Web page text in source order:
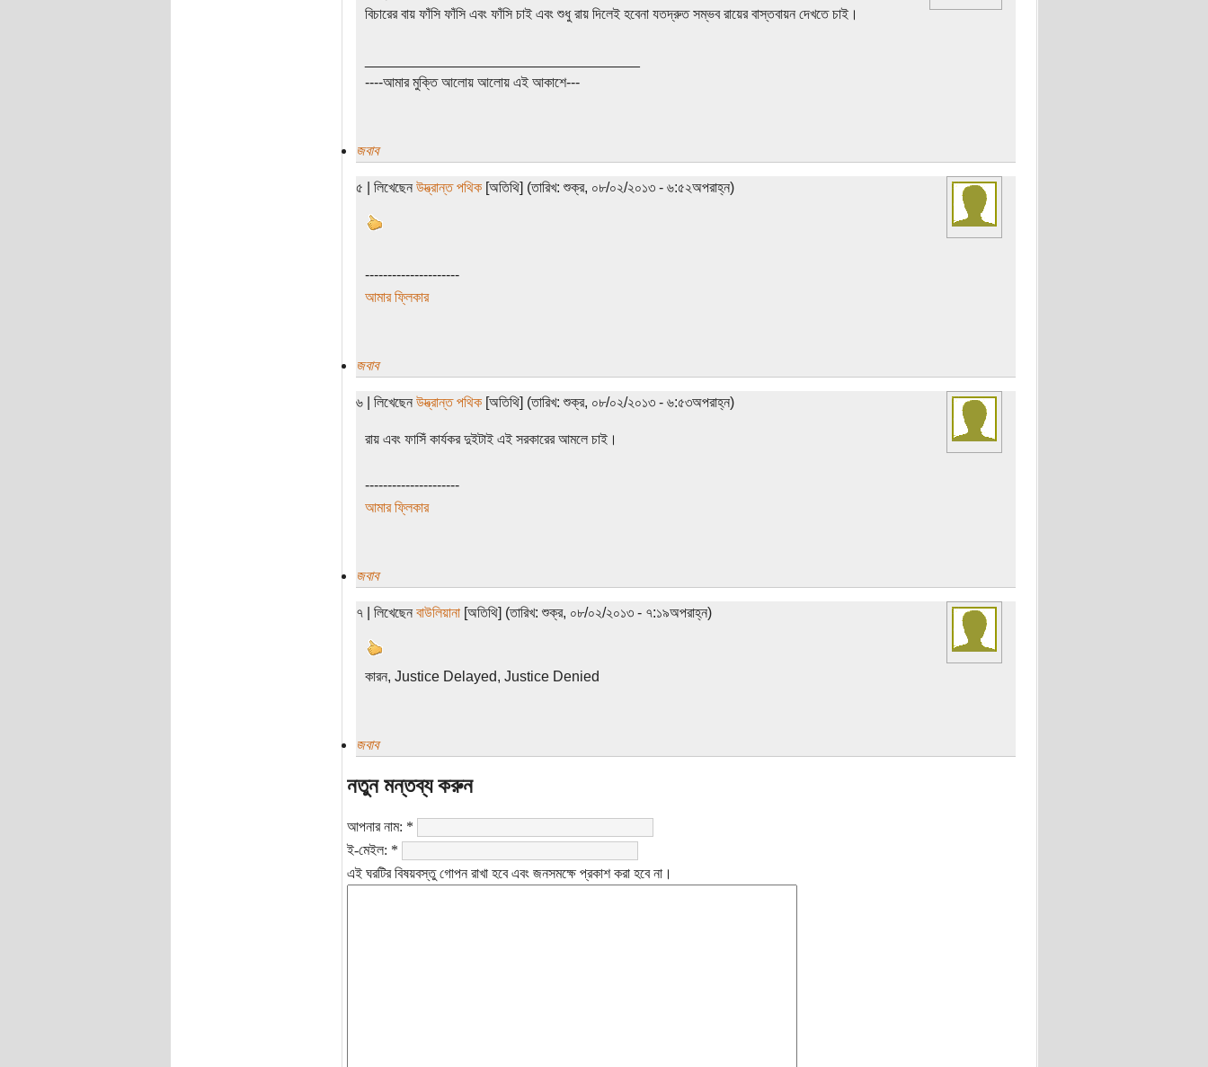
বিচারের বায় ফাঁসি ফাঁসি এবং ফাঁসি চাই এবং শুধু রায় দিলেই হবেনা যতদ্রুত সম্ভব রায়ের বাস্তবায়ন দেখতে চাই।
----আমার মুক্তি আলোয় আলোয় এই আকাশে---
জবাব
৫ | লিখেছেন উদ্ভ্রান্ত পথিক[অতিথি] (তারিখ: শুক্র, ০৮/০২/২০১৩ - ৬:৫২অপরাহ্ন)
---------------------
আমার ফ্লিকার
জবাব
৬ | লিখেছেন উদ্ভ্রান্ত পথিক[অতিথি] (তারিখ: শুক্র, ০৮/০২/২০১৩ - ৬:৫৩অপরাহ্ন)
রায় এবং ফাসিঁ কার্যকর দুইটাই এই সরকারের আমলে চাই।
---------------------
আমার ফ্লিকার
জবাব
৭ | লিখেছেন বাউলিয়ানা[অতিথি] (তারিখ: শুক্র, ০৮/০২/২০১৩ - ৭:১৯অপরাহ্ন)
কারন, Justice Delayed, Justice Denied
জবাব
নতুন মন্তব্য করুন
আপনার নাম: *
ই-মেইল: *
এই ঘরটির বিষয়বস্তু গোপন রাখা হবে এবং জনসমক্ষে প্রকাশ করা হবে না।